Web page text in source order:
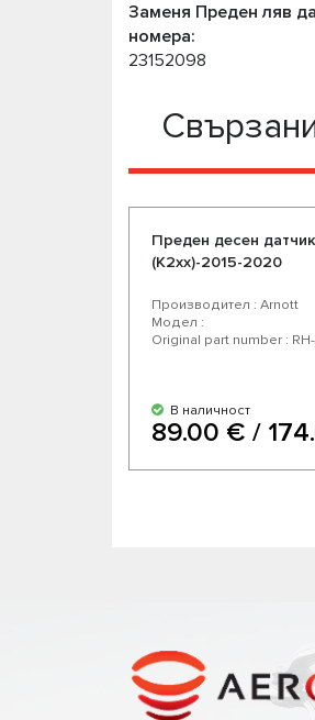
Заменя Преден ляв
номера:
23152098
Преден десен
(K2xx)-2015-2020
Производител : Arnott
Модел :
Original part number :
В наличност
89.00 € /